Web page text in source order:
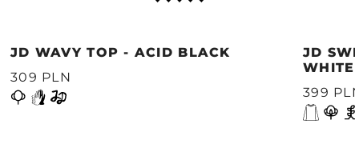
JD WAVY TOP - ACID BLACK
309 PLN
JD
WHITE
399